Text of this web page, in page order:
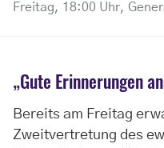
Freitag, 18:00 Uhr,
„Gute Erinnerungen
Bereits am Freitag
Zweitvertretung des